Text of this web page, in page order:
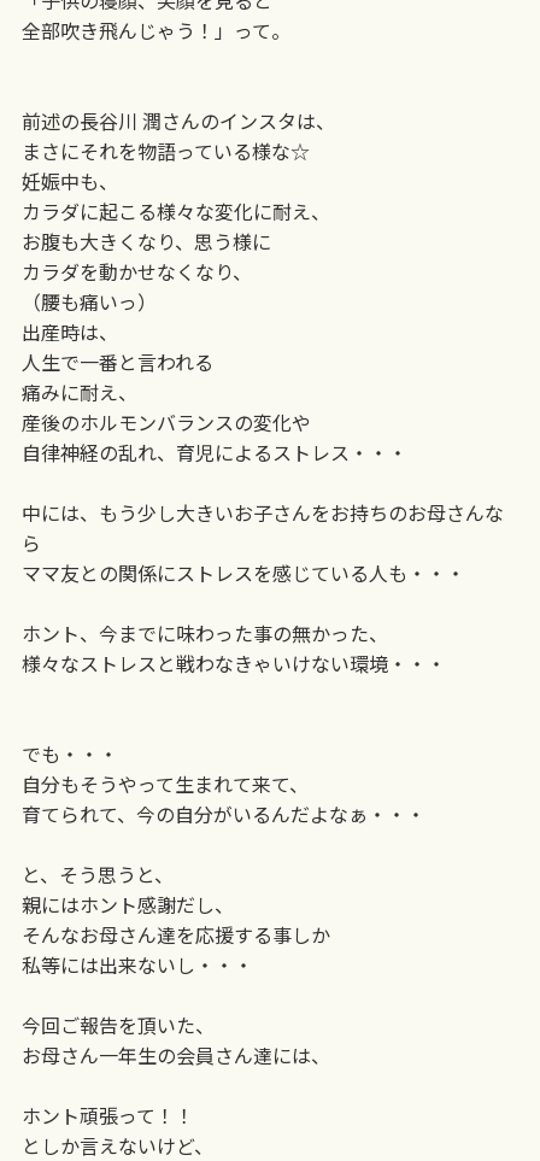
全部吹き飛んじゃう！」って。
前述の長谷川 潤さんのインスタは、
まさにそれを物語っている様な☆
妊娠中も、
カラダに起こる様々な変化に耐え、
お腹も大きくなり、思う様に
カラダを動かせなくなり、
（腰も痛いっ）
出産時は、
人生で一番と言われる
痛みに耐え、
産後のホルモンバランスの変化や
自律神経の乱れ、育児によるストレス・・・
中には、もう少し大きいお子さんをお持ちのお母さんな
ら
ママ友との関係にストレスを感じている人も・・・
ホント、今までに味わった事の無かった、
様々なストレスと戦わなきゃいけない環境・・・
でも・・・
自分もそうやって生まれて来て、
育てられて、今の自分がいるんだよなぁ・・・
と、そう思うと、
親にはホント感謝だし、
そんなお母さん達を応援する事しか
私等には出来ないし・・・
今回ご報告を頂いた、
お母さん一年生の会員さん達には、
ホント頑張って！！
としか言えないけど、